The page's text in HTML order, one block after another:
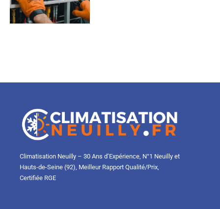
Climatisation Neuilly – 30 Ans d’Expérience, N°1 Neuilly et
Hauts-de-Seine (92), Meilleur Rapport Qualité/Prix,
Certifiée RGE